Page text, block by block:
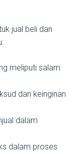
jual beli dan
meliputi salam
dan keinginan
dalam
dalam proses